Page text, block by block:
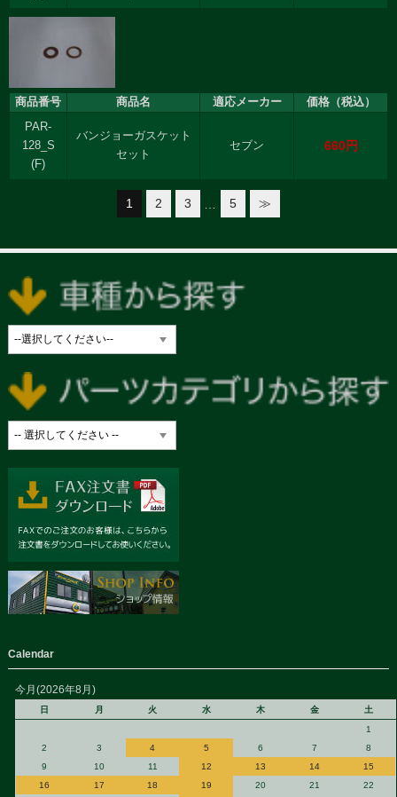
商品番号 商品名 適応メーカー
価格（税込）
PAR-
128_S
(F)
バンジョーガスケット
セット
セブン 660円
1 2 3 … 5 ≫
Calendar
今月(2026年8月)
日 月 火 水 木 金
土
1
2
3 4 5 6 7
8
9
10 11 12 13 14
15
16
17 18 19 20 21
22